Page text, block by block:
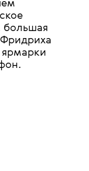
большая